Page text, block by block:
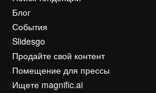
Блог
События
Slidesgo
Продайте свой контент
Помещение для прессы
Ищете magnific.ai